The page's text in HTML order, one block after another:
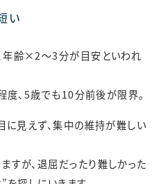
い
年齢×2〜3分が目安といわれ
度、5歳でも10分前後が限界。
に見えず、集中の維持が難しい
すが、退屈だったり難しかった